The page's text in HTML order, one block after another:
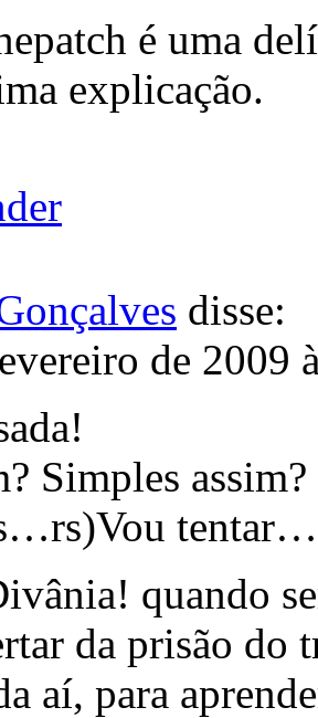
é uma
explicação.
disse:
de 2009
Simples
tentar…
quando
da prisão do
aí, para